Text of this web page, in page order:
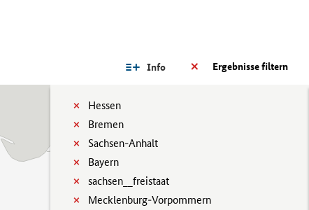
Ergebnisse filtern
Info
Hessen
Bremen
Sachsen-Anhalt
Bayern
sachsen__freistaat
Mecklenburg-Vorpommern